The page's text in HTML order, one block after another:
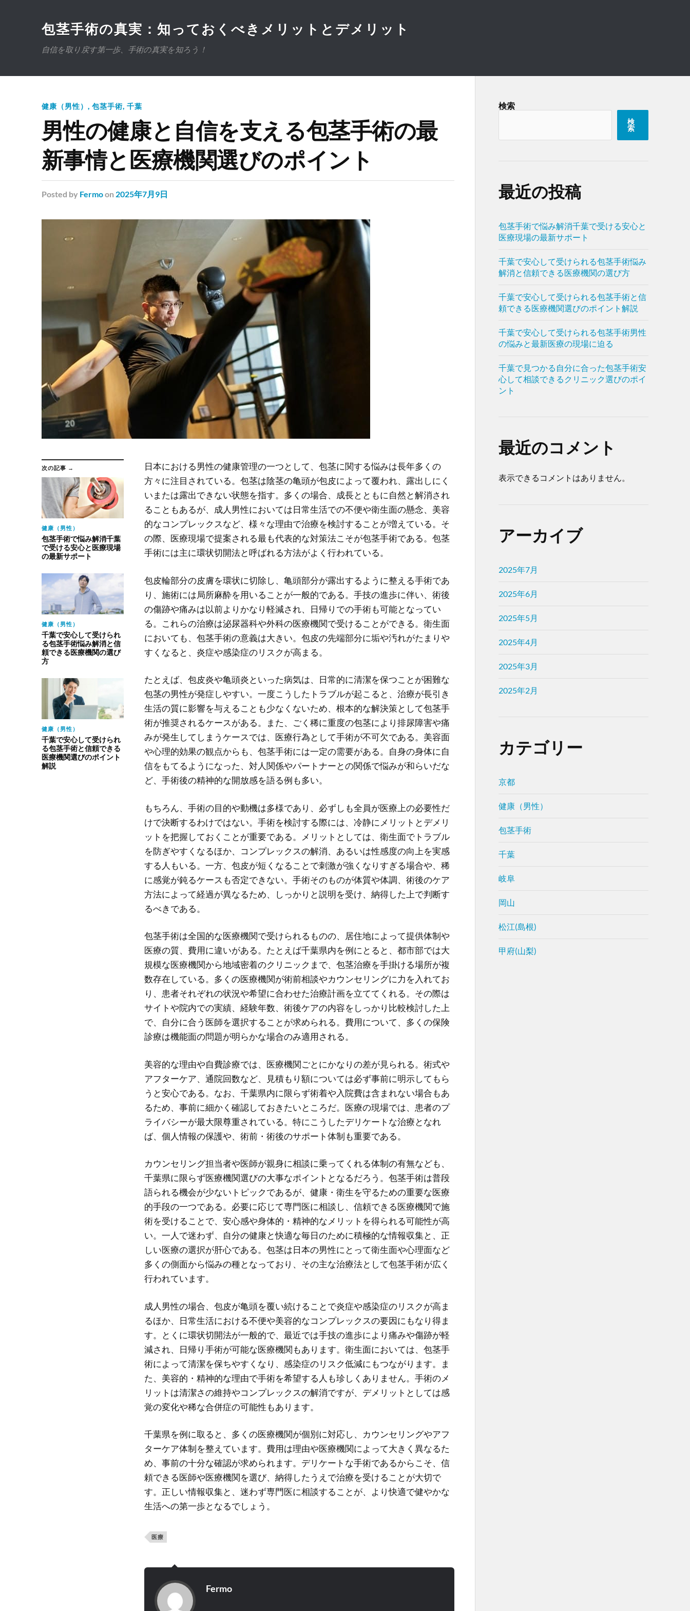
包茎手術の真実：知っておくべきメリットとデメリット
自信を取り戻す第一歩、手術の真実を知ろう！
健康（男性） , 包茎手術, 千葉
男性の健康と自信を支える包茎手術の最
新事情と医療機関選びのポイント
Posted by Fermoon 2025年7月9日
次の記事 →
健康（男性）
包茎手術で悩み解消千葉
で受ける安心と医療現場
の最新サポート
健康（男性）
千葉で安心して受けられ
る包茎手術悩み解消と信
頼できる医療機関の選び
方
健康（男性）
千葉で安心して受けられ
る包茎手術と信頼できる
医療機関選びのポイント
解説
日本における男性の健康管理の一つとして、包茎に関する悩みは長年多くの
方々に注目されている。 包茎は陰茎の亀頭が包皮によって覆われ、露出しにく
いまたは露出できない状態を指す。多くの場合、成長とともに自然と解消され
ることもあるが、成人男性においては日常生活での不便や衛生面の懸念、美容
的なコンプレックスなど、様々な理由で治療を検討することが増えている。そ
の際、医療現場で提案される最も代表的な対策法こそが包茎手術である。包茎
手術には主に環状切開法と呼ばれる方法がよく行われている。
包皮輪部分の皮膚を環状に切除し、亀頭部分が露出するように整える手術であ
り、施術には局所麻酔を用いることが一般的である。手技の進歩に伴い、術後
の傷跡や痛みは以前よりかなり軽減され、日帰りでの手術も可能となってい
る。これらの治療は泌尿器科や外科の医療機関で受けることができる。衛生面
においても、包茎手術の意義は大きい。包皮の先端部分に垢や汚れがたまりや
すくなると、炎症や感染症のリスクが高まる。
たとえば、包皮炎や亀頭炎といった病気は、日常的に清潔を保つことが困難な
包茎の男性が発症しやすい。一度こうしたトラブルが起こると、治療が長引き
生活の質に影響を与えることも少なくないため、根本的な解決策として包茎手
術が推奨されるケースがある。また、ごく稀に重度の包茎により排尿障害や痛
みが発生してしまうケースでは、医療行為として手術が不可欠である。美容面
や心理的効果の観点からも、包茎手術には一定の需要がある。自身の身体に自
信をもてるようになった、対人関係やパートナーとの関係で悩みが和らいだな
ど、手術後の精神的な開放感を語る例も多い。
もちろん、手術の目的や動機は多様であり、必ずしも全員が医療上の必要性だ
けで決断するわけではない。手術を検討する際には、冷静にメリットとデメリ
ットを把握しておくことが重要である。メリットとしては、衛生面でトラブル
を防ぎやすくなるほか、コンプレックスの解消、あるいは性感度の向上を実感
する人もいる。一方、包皮が短くなることで刺激が強くなりすぎる場合や、稀
に感覚が鈍るケースも否定できない。手術そのものが体質や体調、術後のケア
方法によって経過が異なるため、しっかりと説明を受け、納得した上で判断す
るべきである。
包茎手術は全国的な医療機関で受けられるものの、居住地によって提供体制や
医療の質、費用に違いがある。たとえば千葉県内を例にとると、都市部では大
規模な医療機関から地域密着のクリニックまで、包茎治療を手掛ける場所が複
数存在している。多くの医療機関が術前相談やカウンセリングに力を入れてお
り、患者それぞれの状況や希望に合わせた治療計画を立ててくれる。その際は
サイトや院内での実績、経験年数、術後ケアの内容をしっかり比較検討した上
で、自分に合う医師を選択することが求められる。費用について、多くの保険
診療は機能面の問題が明らかな場合のみ適用される。
美容的な理由や自費診療では、医療機関ごとにかなりの差が見られる。術式や
アフターケア、通院回数など、見積もり額については必ず事前に明示してもら
うと安心である。なお、千葉県内に限らず術着や入院費は含まれない場合もあ
るため、事前に細かく確認しておきたいところだ。医療の現場では、患者のプ
ライバシーが最大限尊重されている。特にこうしたデリケートな治療となれ
ば、個人情報の保護や、術前・術後のサポート体制も重要である。
カウンセリング担当者や医師が親身に相談に乗ってくれる体制の有無なども、
千葉県に限らず医療機関選びの大事なポイントとなるだろう。包茎手術は普段
語られる機会が少ないトピックであるが、健康・衛生を守るための重要な医療
的手段の一つである。必要に応じて専門医に相談し、信頼できる医療機関で施
術を受けることで、安心感や身体的・精神的なメリットを得られる可能性が高
い。一人で迷わず、自分の健康と快適な毎日のために積極的な情報収集と、正
しい医療の選択が肝心である。包茎は日本の男性にとって衛生面や心理面など
多くの側面から悩みの種となっており、その主な治療法として包茎手術が広く
行われています。
成人男性の場合、包皮が亀頭を覆い続けることで炎症や感染症のリスクが高ま
るほか、日常生活における不便や美容的なコンプレックスの要因にもなり得ま
す。とくに環状切開法が一般的で、最近では手技の進歩により痛みや傷跡が軽
減され、日帰り手術が可能な医療機関もあります。衛生面においては、包茎手
術によって清潔を保ちやすくなり、感染症のリスク低減にもつながります。ま
た、美容的・精神的な理由で手術を希望する人も珍しくありません。手術のメ
リットは清潔さの維持やコンプレックスの解消ですが、デメリットとしては感
覚の変化や稀な合併症の可能性もあります。
千葉県を例に取ると、多くの医療機関が個別に対応し、カウンセリングやアフ
ターケア体制を整えています。費用は理由や医療機関によって大きく異なるた
め、事前の十分な確認が求められます。デリケートな手術であるからこそ、信
頼できる医師や医療機関を選び、納得したうえで治療を受けることが大切で
す。正しい情報収集と、迷わず専門医に相談することが、より快適で健やかな
生活への第一歩となるでしょう。
医療
Fermo
検索
検
索
最近の投稿
包茎手術で悩み解消千葉で受ける安心と
医療現場の最新サポート
千葉で安心して受けられる包茎手術悩み
解消と信頼できる医療機関の選び方
千葉で安心して受けられる包茎手術と信
頼できる医療機関選びのポイント解説
千葉で安心して受けられる包茎手術男性
の悩みと最新医療の現場に迫る
千葉で見つかる自分に合った包茎手術安
心して相談できるクリニック選びのポイ
ント
最近のコメント
表示できるコメントはありません。
アーカイブ
2025年7月
2025年6月
2025年5月
2025年4月
2025年3月
2025年2月
カテゴリー
京都
健康（男性）
包茎手術
千葉
岐阜
岡山
松江(島根)
甲府(山梨)